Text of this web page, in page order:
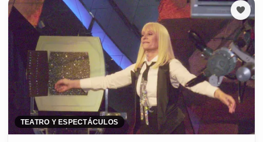
TEATRO Y ESPECTÁCULOS